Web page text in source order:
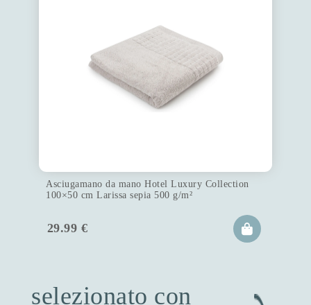
Asciugamano da mano Hotel Luxury Collection
100×50 cm Larissa sepia 500 g/m²
29.99 €
selezionato con